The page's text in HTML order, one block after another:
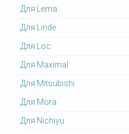
Для Lema
Для Linde
Для Loc
Для Maximal
Для Mitsubishi
Для Mora
Для Nichiyu